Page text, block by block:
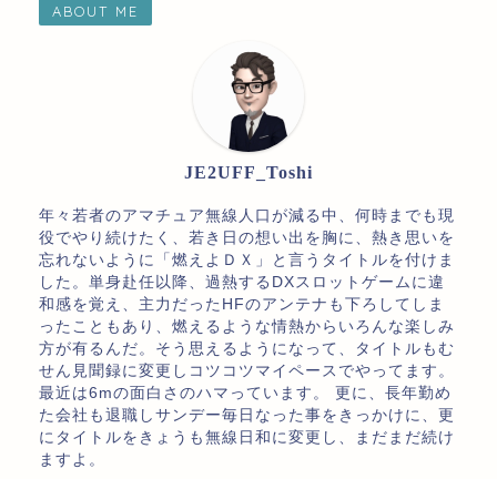
ABOUT ME
JE2UFF_Toshi
年々若者のアマチュア無線人口が減る中、何時までも現
役でやり続けたく、若き日の想い出を胸に、熱き思いを
忘れないように「燃えよＤＸ」と言うタイトルを付けま
した。単身赴任以降、過熱するDXスロットゲームに違
和感を覚え、主力だったHFのアンテナも下ろしてしま
ったこともあり、燃えるような情熱からいろんな楽しみ
方が有るんだ。そう思えるようになって、タイトルもむ
せん見聞録に変更しコツコツマイペースでやってます。
最近は6mの面白さのハマっています。 更に、長年勤め
た会社も退職しサンデー毎日なった事をきっかけに、更
にタイトルをきょうも無線日和に変更し、まだまだ続け
ますよ。